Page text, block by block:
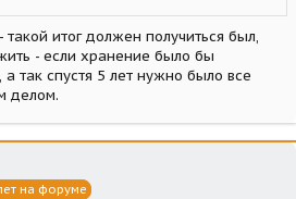
итог должен получиться был,
- если хранение было бы
так спустя 5 лет нужно было все
делом.
на форуме